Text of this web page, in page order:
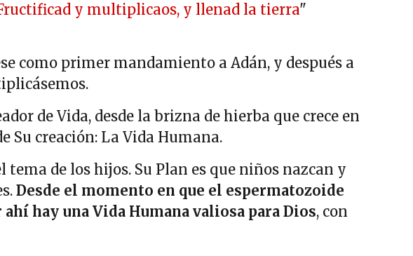
y multiplicaos, y llenad la tierra"
como primer mandamiento a Adán, y después a
de Vida, desde la brizna de hierba que crece en
Su creación: La Vida Humana.
tema de los hijos. Su Plan es que niños nazcan y
Desde el momento en que el espermatozoide
hay una Vida Humana valiosa para Dios, con